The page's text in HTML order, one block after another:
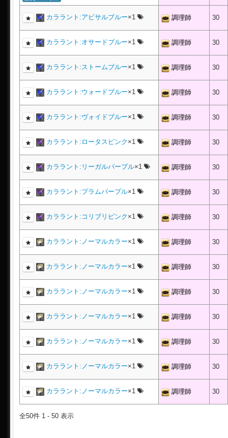
カララント:アビサルブルー×1 調理師 30
カララント:オサードブルー×1 調理師 30
カララント:ストームブルー×1 調理師 30
カララント:ウォードブルー×1 調理師 30
カララント:ヴォイドブルー×1 調理師 30
カララント:ロータスピンク ×1 調理師 30
カララント:リーガルパープル×1 調理師 30
カララント:プラムパープル×1 調理師 30
カララント:コリブリピンク ×1 調理師 30
カララント:ノーマルカラー×1 調理師 30
カララント:ノーマルカラー×1 調理師 30
カララント:ノーマルカラー×1 調理師 30
カララント:ノーマルカラー×1 調理師 30
カララント:ノーマルカラー×1 調理師 30
カララント:ノーマルカラー×1 調理師 30
カララント:ノーマルカラー×1 調理師 30
全50件 1 - 50 表示